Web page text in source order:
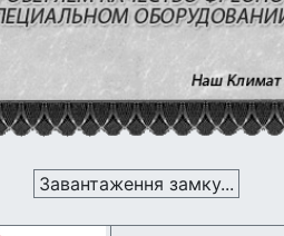
Завантаження замку...